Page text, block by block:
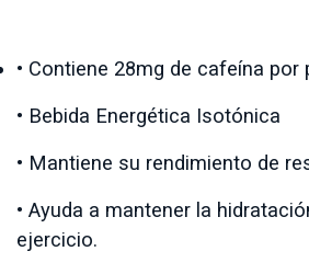
• Contiene 28mg de cafeína por
• Bebida Energética Isotónica
• Mantiene su rendimiento de
• Ayuda a mantener la
ejercicio.